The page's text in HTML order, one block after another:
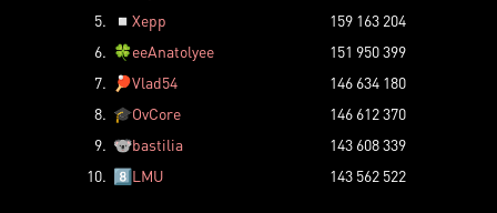
5.
◽ Xepp
159 163 204
6. 🍀eeAnatolyee
151 950 399
7.
🏓Vlad54
146 634 180
8. 🎓OvCore
146 612 370
9. 🐨bastilia
143 608 339
10. 8️⃣LMU 143 562 522